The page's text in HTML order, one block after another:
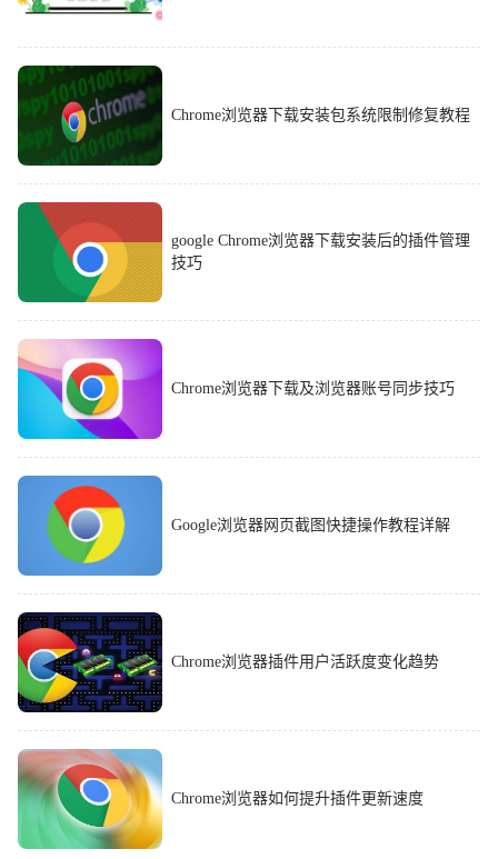
Chrome浏览器下载安装包系统限制修复教程
google Chrome浏览器下载安装后的插件管理
技巧
Chrome浏览器下载及浏览器账号同步技巧
Google浏览器网页截图快捷操作教程详解
Chrome浏览器插件用户活跃度变化趋势
Chrome浏览器如何提升插件更新速度